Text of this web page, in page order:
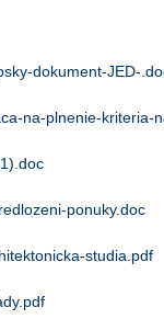
dokument-JED-
na-plnenie-kriteria-
ponuky.doc
studia.pdf